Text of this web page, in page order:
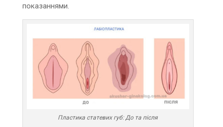
показаннями.
Пластика статевих губ: До та після